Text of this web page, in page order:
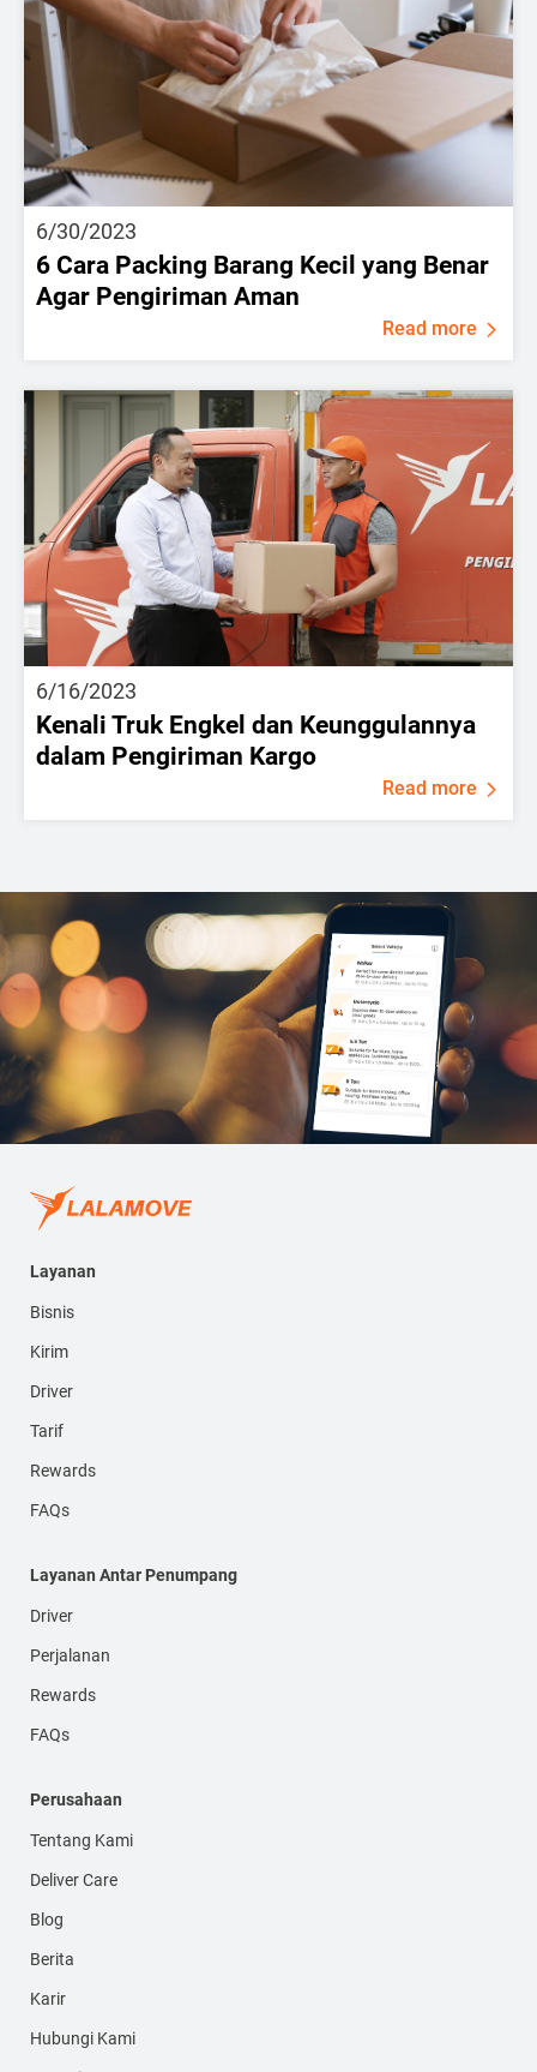
6/30/2023
6 Cara Packing Barang Kecil yang Benar
Agar Pengiriman Aman
Read more
6/16/2023
Kenali Truk Engkel dan Keunggulannya
dalam Pengiriman Kargo
Read more
Layanan
Bisnis
Kirim
Driver
Tarif
Rewards
FAQs
Layanan Antar Penumpang
Driver
Perjalanan
Rewards
FAQs
Perusahaan
Tentang Kami
Deliver Care
Blog
Berita
Karir
Hubungi Kami